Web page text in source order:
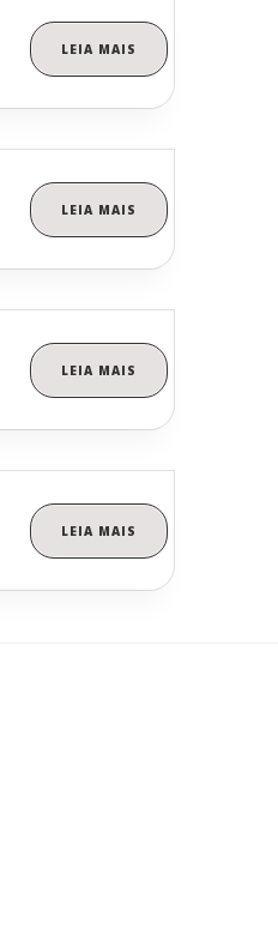
LEIA MAIS
LEIA MAIS
LEIA MAIS
LEIA MAIS